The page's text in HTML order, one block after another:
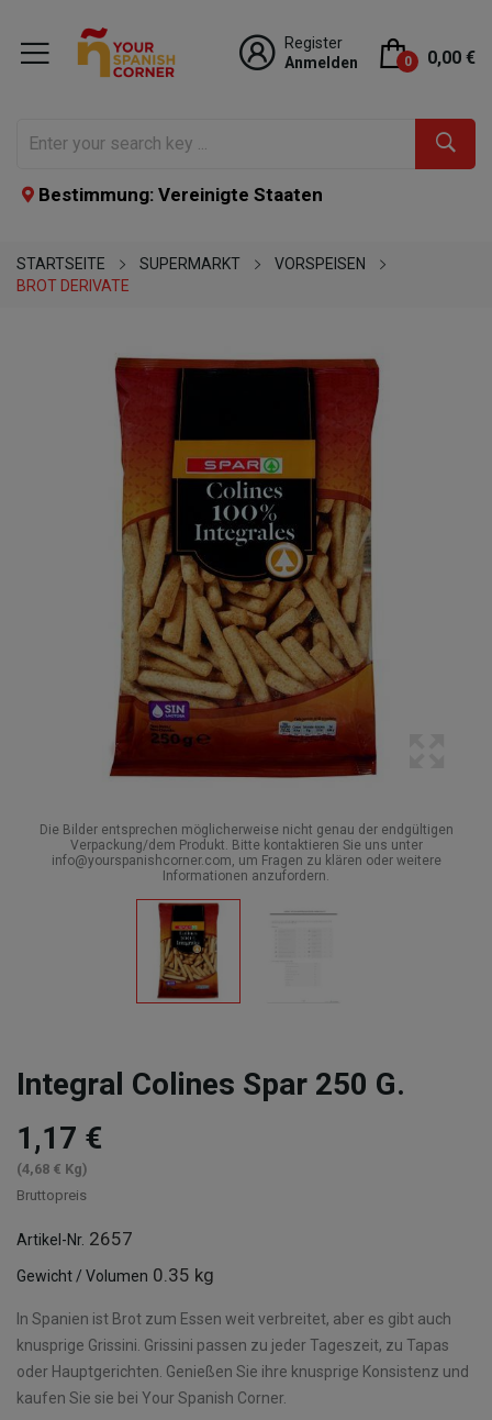
Register
Anmelden
0 0,00 €
Bestimmung: Vereinigte Staaten
STARTSEITE SUPERMARKT
VORSPEISEN
BROT DERIVATE
Die Bilder entsprechen möglicherweise nicht genau der endgültigen
Verpackung/dem Produkt. Bitte kontaktieren Sie uns unter
info@yourspanishcorner.com, um Fragen zu klären oder weitere
Informationen anzufordern.
Integral Colines Spar 250 G.
1,17 €
(4,68 € Kg)
Bruttopreis
Artikel-Nr. 2657
Gewicht / Volumen 0.35 kg
In Spanien ist Brot zum Essen weit verbreitet, aber es gibt auch
knusprige Grissini. Grissini passen zu jeder Tageszeit, zu Tapas
oder Hauptgerichten. Genießen Sie ihre knusprige Konsistenz und
kaufen Sie sie bei Your Spanish Corner.